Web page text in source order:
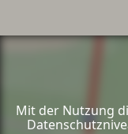
Mit der Nutzung